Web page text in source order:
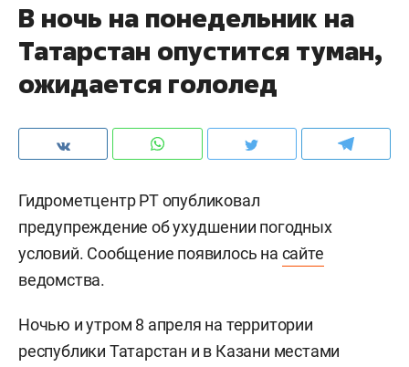
В ночь на понедельник на
Татарстан опустится туман,
ожидается гололед
Гидрометцентр РТ опубликовал
предупреждение об ухудшении погодных
условий. Сообщение появилось на сайте
ведомства.
Ночью и утром 8 апреля на территории
республики Татарстан и в Казани местами